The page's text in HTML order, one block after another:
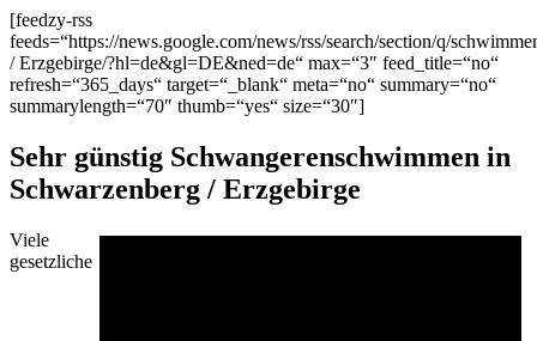
[feedzy-rss
feeds=“https://news.google.com/news/rss/search/section/q/
/ Erzgebirge/?hl=de&gl=DE&ned=de“ max=“3″ feed_title=“no“
refresh=“365_days“ target=“_blank“ meta=“no“ summary=“no“
summarylength=“70″ thumb=“yes“ size=“30″]
Sehr günstig Schwangerenschwimmen in
Schwarzenberg / Erzgebirge
Viele
gesetzliche